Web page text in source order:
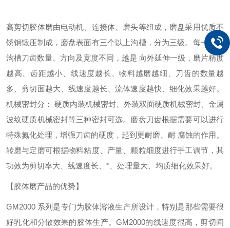
高剪切胶体磨由电动机、连接体、磨头等组成，磨盘采用优质不
锈钢锻压制成，磨盘表面有三个以上沟槽，分为三级。每一级的
沟槽刀齿数量、方向及宽度不同，越是 向外延伸一级，磨片精度
越高、齿距越小、线速度越长、物料越磨越细、刀齿的数量越
多、剪切面越大、线速度越长、流体速度越快、细化效果越好。
机械密封分： 硬质内装机械密封、外装双面硬质机械密封、金属
波纹硬质机械密封等三种密封可选。磨盘刀齿根据需要可以进行
特殊氮化处理，增强刀齿的硬度，起到更耐磨、耐 腐蚀的作用。
转磨与定磨可根据物料粘度、产量、颗粒细度进行手工调节，其
功效为剪切率大、线速度长、*、处理量大、均质细化效果好。
【胶体磨产品的优势】
GM2000 系列是专门为胶体溶液生产所设计，特别是那些需要很
好乳化和分散效果的胶体生产。GM2000的线速度很高，剪切间